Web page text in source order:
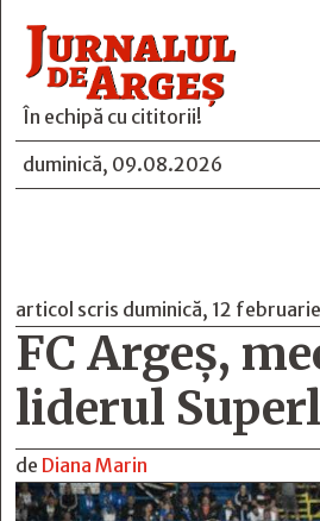
În echipă cu cititorii!
duminică, 09.08.2026
articol scris duminică, 12
FC Argeș,
liderul
de Diana Marin